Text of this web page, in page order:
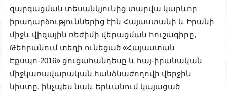
զարգացման տեսանկյունից տարվա կարևոր
իրադարձություններից էին Հայաստանի և Իրանի
միջև վիզային ռեժիմի վերացման հուշագիրը,
Թեհրանում տեղի ունեցած «Հայաստան
Էքսպո-2016» ցուցահանդեսը և հայ-իրանական
միջկառավարական հանձնաժողովի վերջին
նիստը, ինչպես նաև Երևանում կայացած